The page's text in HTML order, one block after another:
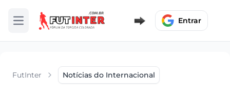
Abrir menu Entrar
FutInter Notícias do Internacional